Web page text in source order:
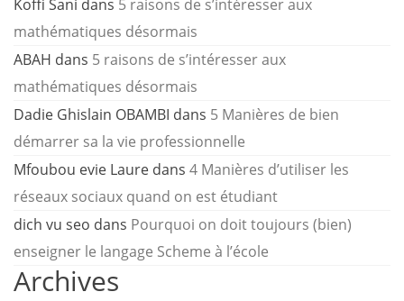
Koffi Sani dans 5 raisons de s’intéresser aux
mathématiques désormais
ABAH dans 5 raisons de s’intéresser aux
mathématiques désormais
Dadie Ghislain OBAMBI dans 5 Manières de bien
démarrer sa la vie professionnelle
Mfoubou evie Laure dans 4 Manières d’utiliser les
réseaux sociaux quand on est étudiant
dich vu seo dans Pourquoi on doit toujours (bien)
enseigner le langage Scheme à l’école
Archives